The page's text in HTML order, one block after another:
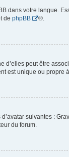
dans votre langue.
de phpBB ®.
d’elles peut être
est unique ou propre
suivantes :
du forum.